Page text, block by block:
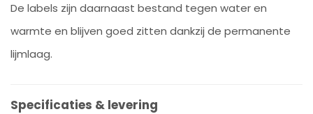
De labels zijn daarnaast bestand tegen water en
warmte en blijven goed zitten dankzij de permanente
lijmlaag.
Specificaties & levering